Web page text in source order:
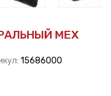
МЕХ
15686000